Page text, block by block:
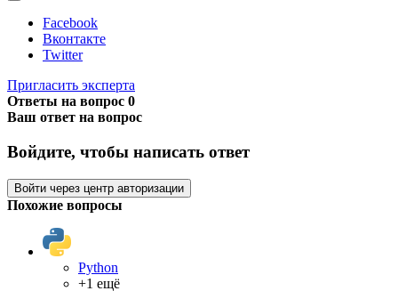
Facebook
Вконтакте
Twitter
Пригласить эксперта
Ответы на вопрос 0
Ваш ответ на вопрос
Войдите, чтобы написать ответ
Войти через центр авторизации
Похожие вопросы
Python
+1 ещё